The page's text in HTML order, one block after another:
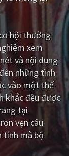
hội thưởng
xem
và nội dung
những tình
vào một thế
khắc đều được
tại
vẹn câu
tính mà bộ